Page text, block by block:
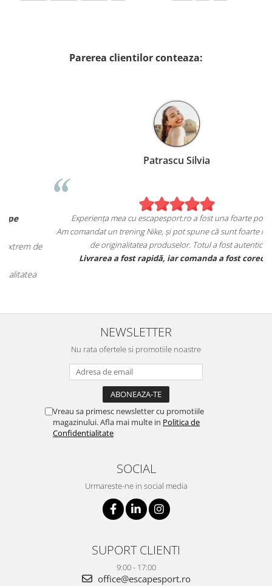
Parerea clientilor conteaza:
Patrascu Silvia
Experiența mea cu escapesport.ro a fost una foarte pozitivă!
Am comandat un trening Nike, și pot spune că sunt foarte mulțumita
de originalitatea produselor. Totul a fost autentic.
Livrarea a fost rapidă, iar comanda a fost corectă.
NEWSLETTER
Nu rata ofertele si promotiile noastre
Vreau sa primesc newsletter cu promotiile
magazinului. Afla mai multe in Politica de
Confidentialitate
SOCIAL
Urmareste-ne in social media
SUPORT CLIENTI
9:00 - 17:00
office@escapesport.ro